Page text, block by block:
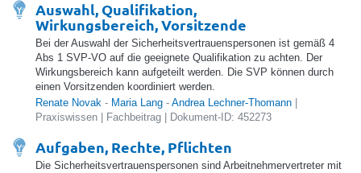
Auswahl, Qualifikation,
Wirkungsbereich, Vorsitzende
Bei der Auswahl der Sicherheitsvertrauenspersonen ist gemäß 4
Abs 1 SVP-VO auf die geeignete Qualifikation zu achten. Der
Wirkungsbereich kann aufgeteilt werden. Die SVP können durch
einen Vorsitzenden koordiniert werden.
Renate Novak - Maria Lang -Andrea Lechner-Thomann
Praxiswissen | Fachbeitrag | Dokument-ID: 452273
Aufgaben, Rechte, Pflichten
Die Sicherheitsvertrauenspersonen sind Arbeitnehmervertreter mit